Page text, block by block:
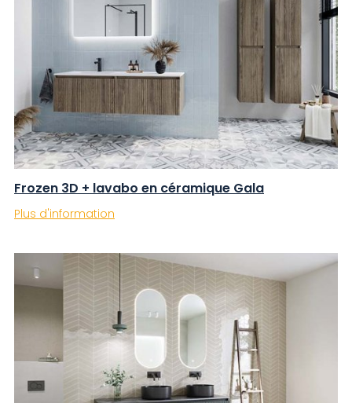
Frozen 3D + lavabo en céramique Gala
Plus d'information